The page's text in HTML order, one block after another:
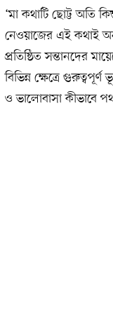
‘মা কথাটি ছোট্ট অতি
নেওয়াজের এই কথাই
প্রতিষ্ঠিত সন্তানদের
বিভিন্ন ক্ষেত্রে
ও ভালোবাসা কীভাবে